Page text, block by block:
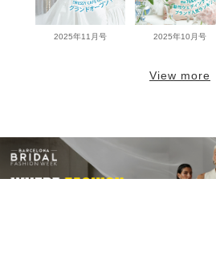
2025年11月号 2025年10月号
View more